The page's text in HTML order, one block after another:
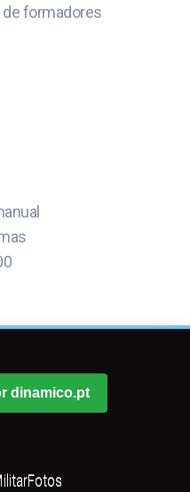
formadores
dinamico.pt
Fotos